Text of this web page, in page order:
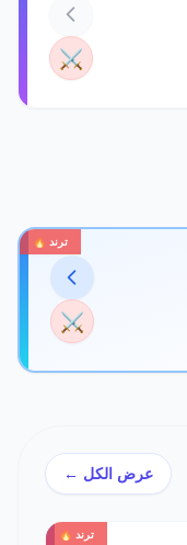
⚔️
ترند 🔥
⚔️
عرض الكل ←
ترند 🔥